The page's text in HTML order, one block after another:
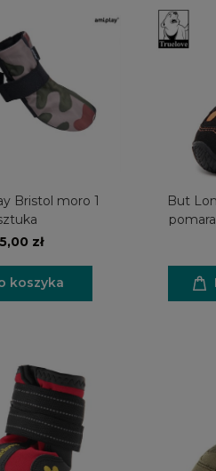
Bristol moro 1
zł
koszyka
But